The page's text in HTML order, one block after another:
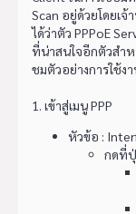
Scan อยู่ด้วยโดยเจ้
ได้ว่าตัว PPPoE
ที่น่าสนใจอีกตัวสำห
ชมตัวอย่างการใช้ง
1. เข้าสู่เมนู PPP
หัวข้อ :
กดที่ปุ่